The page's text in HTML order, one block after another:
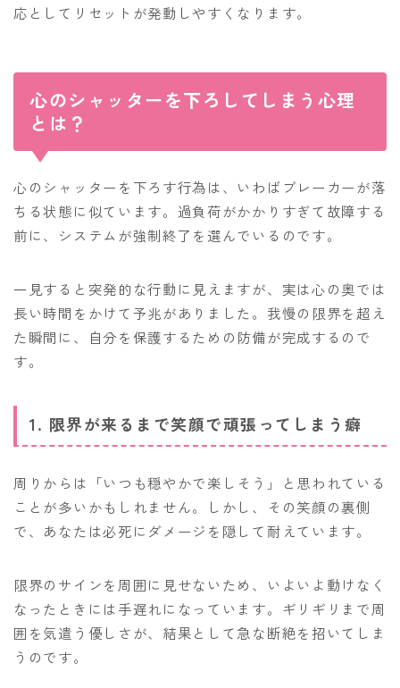
応としてリセットが発動しやすくなります。
心のシャッターを下ろしてしまう心理
とは？
心のシャッターを下ろす行為は、いわばブレーカーが落
ちる状態に似ています。過負荷がかかりすぎて故障する
前に、システムが強制終了を選んでいるのです。
一見すると突発的な行動に見えますが、実は心の奥では
長い時間をかけて予兆がありました。我慢の限界を超え
た瞬間に、自分を保護するための防備が完成するので
す。
1. 限界が来るまで笑顔で頑張ってしまう癖
周りからは「いつも穏やかで楽しそう」と思われている
ことが多いかもしれません。しかし、その笑顔の裏側
で、あなたは必死にダメージを隠して耐えています。
限界のサインを周囲に見せないため、いよいよ動けなく
なったときには手遅れになっています。ギリギリまで周
囲を気遣う優しさが、結果として急な断絶を招いてしま
うのです。